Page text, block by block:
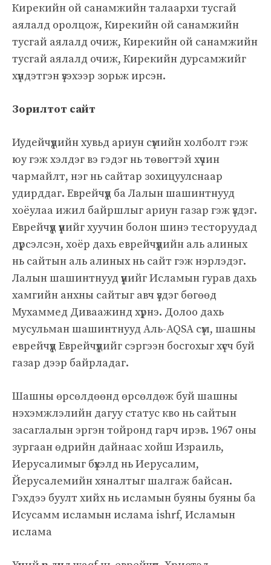
Кирекийн ой санамжийн талаархи тусгай
аялалд оролцож, Кирекийн ой санамжийн
тусгай аялалд очиж, Кирекийн ой санамжийн
тусгай аялалд очиж, Кирекийн дурсамжийг
хүндэтгэн үзэхээр зорьж ирсэн.
Зорилтот сайт
Иудейчүүдийн хувьд ариун сүмийн холболт гэж
юу гэж хэлдэг вэ гэдэг нь төвөгтэй хүчин
чармайлт, нэг нь сайтар зохицуулснаар
удирддаг. Еврейчүүд ба Лалын шашинтнууд
хоёулаа ижил байршлыг ариун газар гэж үздэг.
Еврейчүүд үүнийг хуучин болон шинэ тесторуудад
дүрсэлсэн, хоёр дахь еврейчүүдийн аль алиных
нь сайтын аль алиных нь сайт гэж нэрлэдэг.
Лалын шашинтнууд үүнийг Исламын гурав дахь
хамгийн анхны сайтыг авч үздэг бөгөөд
Мухаммед Диваажинд хүрнэ. Долоо дахь
мусульман шашинтнууд Аль-AQSA сүм, шашны
еврейчүүд Еврейчүүдийг сэргээн босгохыг хүсч буй
газар дээр байрладаг.
Шашны өрсөлдөөнд өрсөлдөж буй шашны
нэхэмжлэлийн дагуу статус кво нь сайтын
засаглалын эргэн тойронд гарч ирэв. 1967 оны
зургаан өдрийн дайнаас хойш Израиль,
Иерусалимыг бүхэлд нь Иерусалим,
Йерусалемийн хяналтыг шалгаж байсан.
Гэхдээ буулт хийх нь исламын буяны буяны ба
Исусамм исламын ислама ishrf, Исламын
ислама